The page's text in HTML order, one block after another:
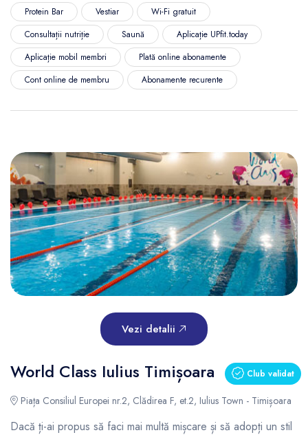
Protein Bar Vestiar
Wi-Fi gratuit
Consultații nutriție
Saună
Aplicație UPfit.today
Aplicație mobil membri
Plată online abonamente
Cont online de membru
Abonamente recurente
Vezi detalii
World Class Iulius Timișoara Club validat
Piața Consiliul Europei nr.2, Clădirea F, et.2, Iulius Town - Timișoara
Dacă ți-ai propus să faci mai multă mișcare și să adopți un stil